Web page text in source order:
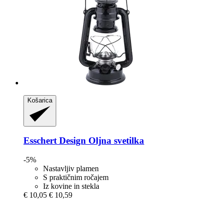
Košarica
Esschert Design Oljna svetilka
-5%
Nastavljiv plamen
S praktičnim ročajem
Iz kovine in stekla
€ 10,05 € 10,59